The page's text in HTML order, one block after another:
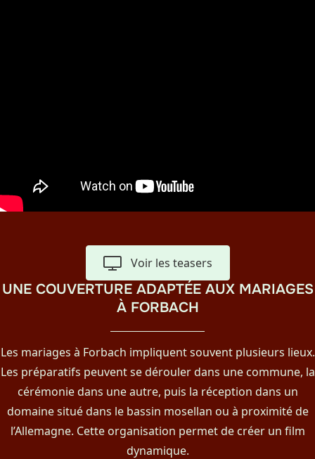
Voir les teasers
UNE COUVERTURE ADAPTÉE AUX MARIAGES
À FORBACH
Les mariages à Forbach impliquent souvent plusieurs lieux.
Les préparatifs peuvent se dérouler dans une commune, la
cérémonie dans une autre, puis la réception dans un
domaine situé dans le bassin mosellan ou à proximité de
l’Allemagne. Cette organisation permet de créer un film
dynamique.